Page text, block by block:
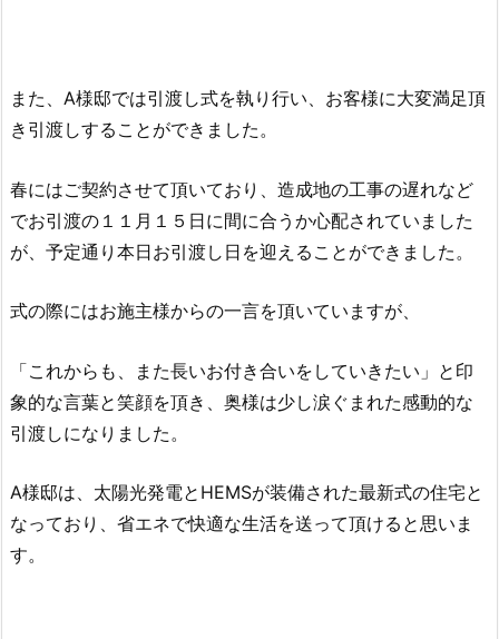
また、A様邸では引渡し式を執り行い、お客様に大変満足頂
き引渡しすることができました。
春にはご契約させて頂いており、造成地の工事の遅れなど
でお引渡の１１月１５日に間に合うか心配されていました
が、予定通り本日お引渡し日を迎えることができました。
式の際にはお施主様からの一言を頂いていますが、
「これからも、また長いお付き合いをしていきたい」と印
象的な言葉と笑顔を頂き、奥様は少し涙ぐまれた感動的な
引渡しになりました。
A様邸は、太陽光発電とHEMSが装備された最新式の住宅と
なっており、省エネで快適な生活を送って頂けると思いま
す。